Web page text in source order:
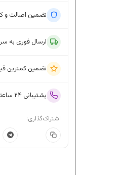
تضمین اصالت و
ارسال فوری به
تضمین کمترین
پشتیبانی ۲۴ ساعته
اشتراک‌گذاری: